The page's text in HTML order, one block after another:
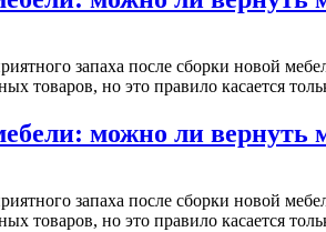
запаха после сборки новой
товаров, но это правило касается
можно ли вернуть
запаха после сборки новой
товаров, но это правило касается